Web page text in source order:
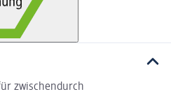
zwischendurch